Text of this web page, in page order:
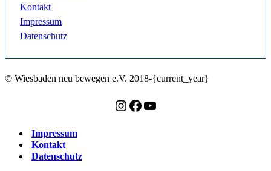
Kontakt
Impressum
Datenschutz
© Wiesbaden neu bewegen e.V. 2018-{current_year}
Instagram
Facebook
YouTube
Impressum
Kontakt
Datenschutz